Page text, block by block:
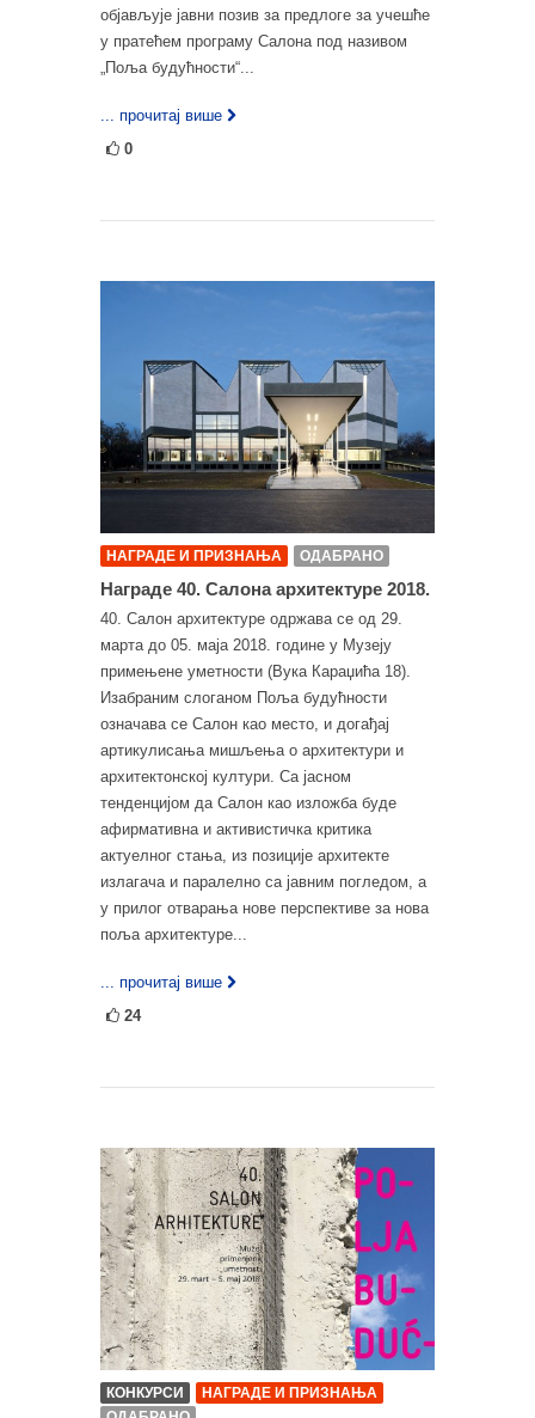
објављује јавни позив за предлоге за учешће
у пратећем програму Салона под називом
„Поља будућности“...
... прочитај више
0
НАГРАДЕ И ПРИЗНАЊА ОДАБРАНО
Награде 40. Салона архитектуре 2018.
40. Салон архитектуре одржава се од 29.
марта до 05. маја 2018. године у Музеју
примењене уметности (Вука Караџића 18).
Изабраним слоганом Поља будућности
означава се Салон као место, и догађај
артикулисања мишљења о архитектури и
архитектонској култури. Са јасном
тенденцијом да Салон као изложба буде
афирмативна и активистичка критика
актуелног стања, из позиције архитекте
излагача и паралелно са јавним погледом, а
у прилог отварања нове перспективе за нова
поља архитектуре...
... прочитај више
24
КОНКУРСИ
НАГРАДЕ И ПРИЗНАЊА